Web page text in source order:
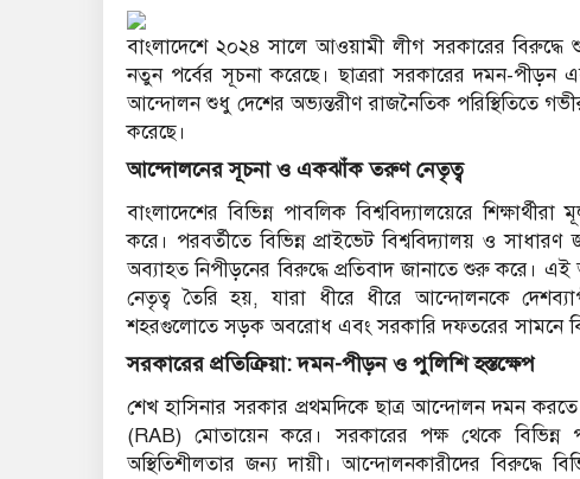
বাংলাদেশে ২০২৪ সালে আওয়ামী লীগ সরকারের
নতুন পর্বের সূচনা করেছে। ছাত্ররা সরকারের দমন-পীড়ন
আন্দোলন শুধু দেশের অভ্যন্তরীণ রাজনৈতিক পরিস্থিতিতে
করেছে।
আন্দোলনের সূচনা ও একঝাঁক তরুণ নেতৃত্ব
বাংলাদেশের বিভিন্ন পাবলিক বিশ্ববিদ্যালয়েরে
করে। পরবর্তীতে বিভিন্ন প্রাইভেট বিশ্ববিদ্যালয় ও
অব্যাহত নিপীড়নের বিরুদ্ধে প্রতিবাদ জানাতে শুরু করে।
নেতৃত্ব তৈরি হয়, যারা ধীরে ধীরে আন্দোলনকে
শহরগুলোতে সড়ক অবরোধ এবং সরকারি দফতরের সামনে
সরকারের প্রতিক্রিয়া: দমন-পীড়ন ও পুলিশি হস্তক্ষেপ
শেখ হাসিনার সরকার প্রথমদিকে ছাত্র আন্দোলন দমন
(RAB) মোতায়েন করে। সরকারের পক্ষ থেকে বিভিন্ন
অস্থিতিশীলতার জন্য দায়ী। আন্দোলনকারীদের বিরুদ্ধে